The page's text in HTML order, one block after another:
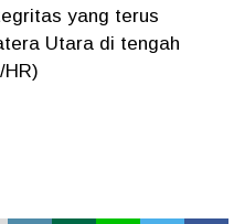
yang terus
Utara di tengah
HR)